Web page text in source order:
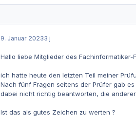
9. Januar 20233 j
Hallo liebe Mitglieder des Fachinformatiker-
ich hatte heute den letzten Teil meiner
Nach fünf Fragen seitens der Prüfer gab
dabei nicht richtig beantworten, die
Ist das als gutes Zeichen zu werten ?